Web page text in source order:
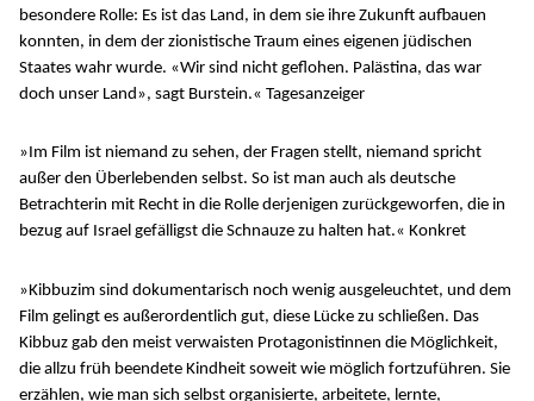
besondere Rolle: Es ist das Land, in dem sie ihre Zukunft aufbauen
konnten, in dem der zionistische Traum eines eigenen jüdischen
Staates wahr wurde. «Wir sind nicht geflohen. Palästina, das war
doch unser Land», sagt Burstein.« Tagesanzeiger
»Im Film ist niemand zu sehen, der Fragen stellt, niemand spricht
außer den Überlebenden selbst. So ist man auch als deutsche
Betrachterin mit Recht in die Rolle derjenigen zurückgeworfen, die in
bezug auf Israel gefälligst die Schnauze zu halten hat.« Konkret
»Kibbuzim sind dokumentarisch noch wenig ausgeleuchtet, und dem
Film gelingt es außerordentlich gut, diese Lücke zu schließen. Das
Kibbuz gab den meist verwaisten Protagonistinnen die Möglichkeit,
die allzu früh beendete Kindheit soweit wie möglich fortzuführen. Sie
erzählen, wie man sich selbst organisierte, arbeitete, lernte,